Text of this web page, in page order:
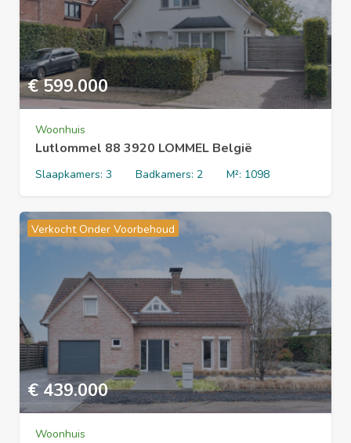
€ 599.000
Woonhuis
Lutlommel 88 3920 LOMMEL België
Slaapkamers: 3 Badkamers: 2 M²: 1098
Verkocht Onder Voorbehoud
€ 439.000
Woonhuis